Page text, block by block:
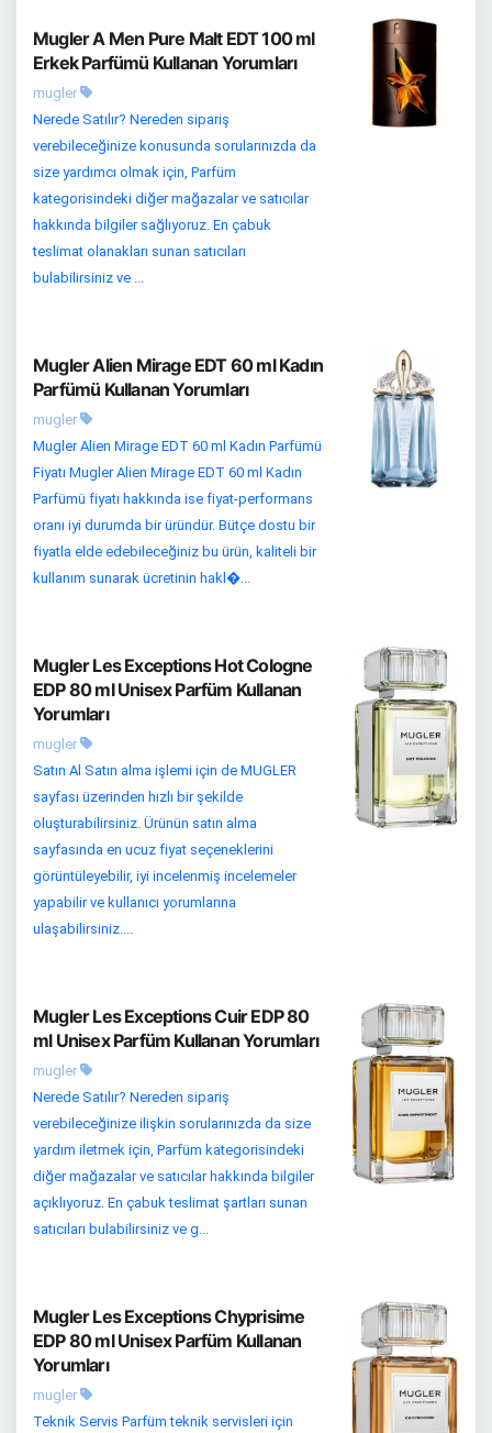
Mugler A Men Pure Malt EDT 100 ml
Erkek Parfümü Kullanan Yorumları
mugler
Nerede Satılır? Nereden sipariş
verebileceğinize konusunda sorularınızda da
size yardımcı olmak için, Parfüm
kategorisindeki diğer mağazalar ve satıcılar
hakkında bilgiler sağlıyoruz. En çabuk
teslimat olanakları sunan satıcıları
bulabilirsiniz ve ...
Mugler Alien Mirage EDT 60 ml Kadın
Parfümü Kullanan Yorumları
mugler
Mugler Alien Mirage EDT 60 ml Kadın Parfümü
Fiyatı Mugler Alien Mirage EDT 60 ml Kadın
Parfümü fiyatı hakkında ise fiyat-performans
oranı iyi durumda bir üründür. Bütçe dostu bir
fiyatla elde edebileceğiniz bu ürün, kaliteli bir
kullanım sunarak ücretinin hakl�...
Mugler Les Exceptions Hot Cologne
EDP 80 ml Unisex Parfüm Kullanan
Yorumları
mugler
Satın Al Satın alma işlemi için de MUGLER
sayfası üzerinden hızlı bir şekilde
oluşturabilirsiniz. Ürünün satın alma
sayfasında en ucuz fiyat seçeneklerini
görüntüleyebilir, iyi incelenmiş incelemeler
yapabilir ve kullanıcı yorumlarına
ulaşabilirsiniz....
Mugler Les Exceptions Cuir EDP 80
ml Unisex Parfüm Kullanan Yorumları
mugler
Nerede Satılır? Nereden sipariş
verebileceğinize ilişkin sorularınızda da size
yardım iletmek için, Parfüm kategorisindeki
diğer mağazalar ve satıcılar hakkında bilgiler
açıklıyoruz. En çabuk teslimat şartları sunan
satıcıları bulabilirsiniz ve g...
Mugler Les Exceptions Chyprisime
EDP 80 ml Unisex Parfüm Kullanan
Yorumları
mugler
Teknik Servis Parfüm teknik servisleri için